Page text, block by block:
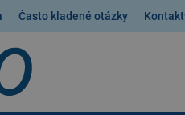
Často kladené otázky